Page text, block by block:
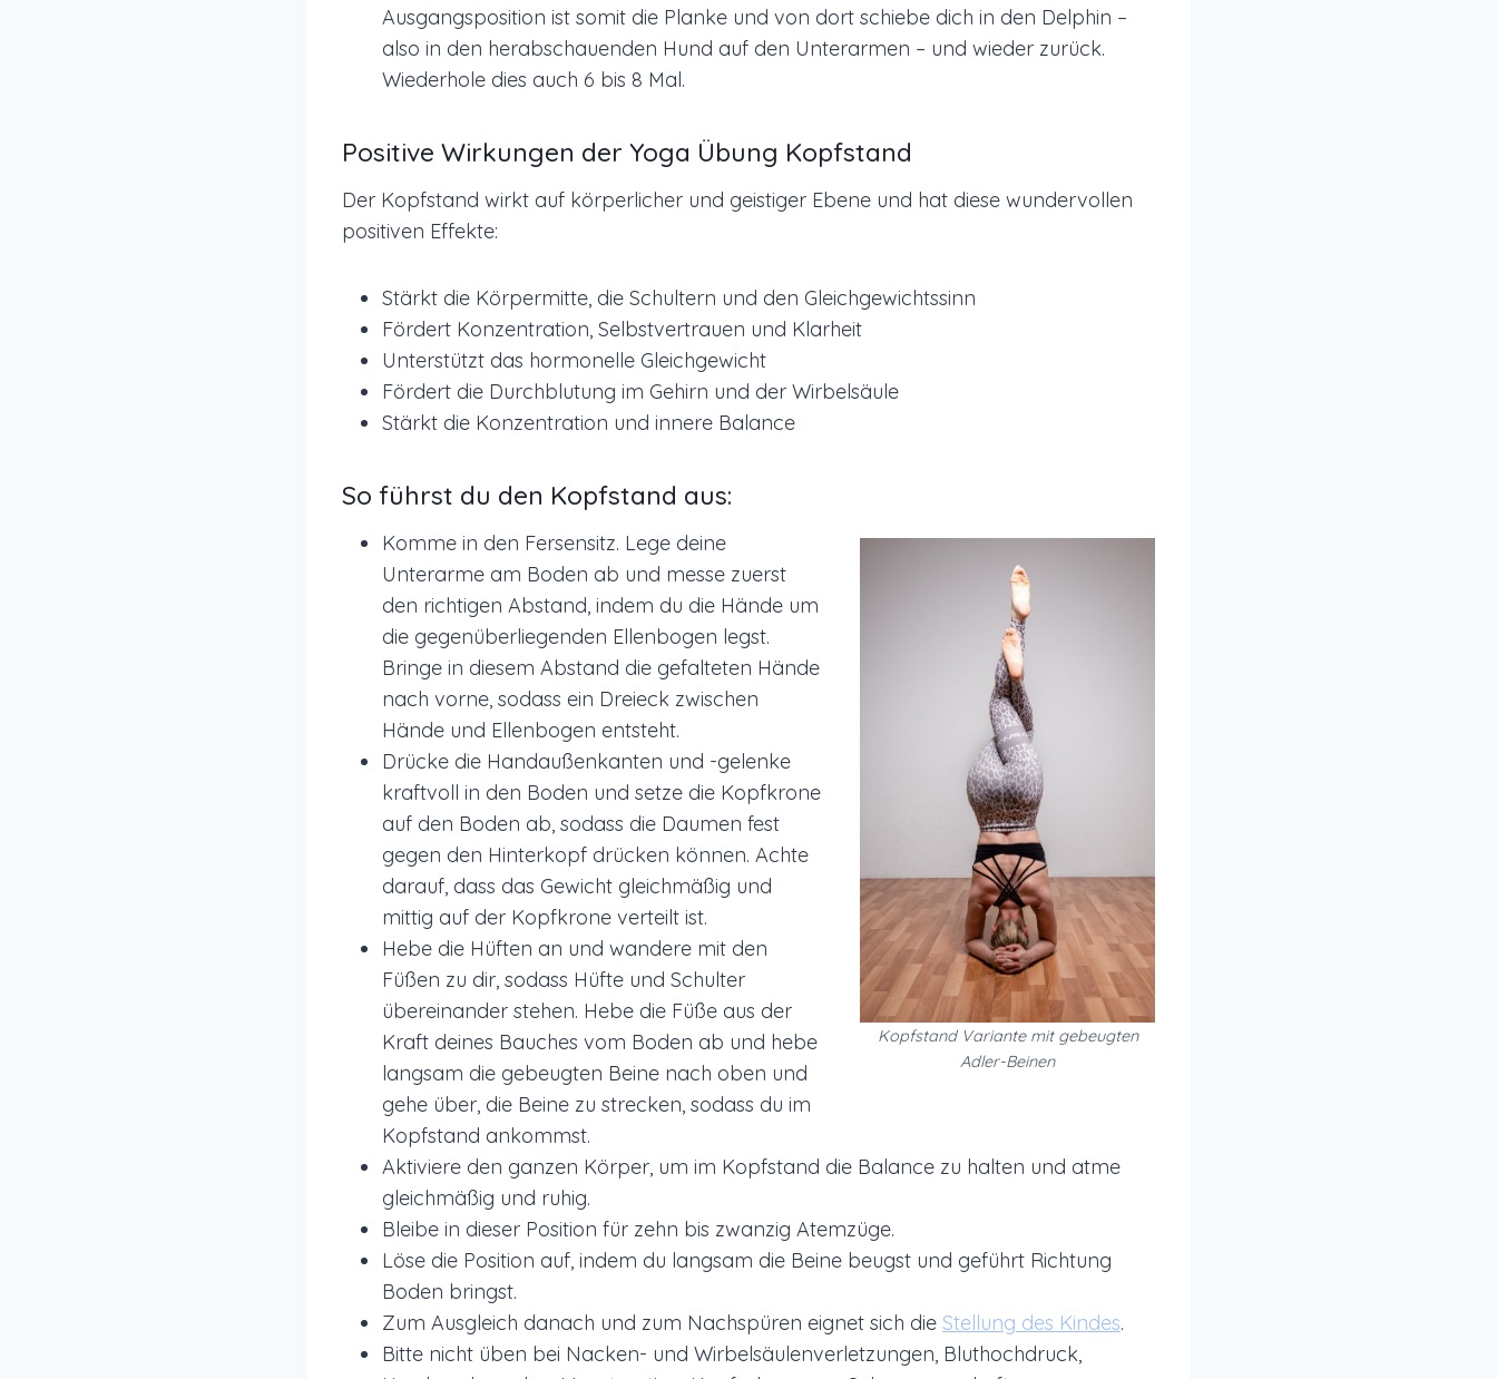
Ausgangsposition ist somit die Planke und von dort schiebe dich in den Delphin –
also in den herabschauenden Hund auf den Unterarmen – und wieder zurück.
Wiederhole dies auch 6 bis 8 Mal.
Positive Wirkungen der Yoga Übung Kopfstand
Der Kopfstand wirkt auf körperlicher und geistiger Ebene und hat diese wundervollen
positiven Effekte:
Stärkt die Körpermitte, die Schultern und den Gleichgewichtssinn
Fördert Konzentration, Selbstvertrauen und Klarheit
Unterstützt das hormonelle Gleichgewicht
Fördert die Durchblutung im Gehirn und der Wirbelsäule
Stärkt die Konzentration und innere Balance
So führst du den Kopfstand aus:
Kopfstand Variante mit gebeugten
Adler-Beinen
Komme in den Fersensitz. Lege deine
Unterarme am Boden ab und messe zuerst
den richtigen Abstand, indem du die Hände um
die gegenüberliegenden Ellenbogen legst.
Bringe in diesem Abstand die gefalteten Hände
nach vorne, sodass ein Dreieck zwischen
Hände und Ellenbogen entsteht.
Drücke die Handaußenkanten und -gelenke
kraftvoll in den Boden und setze die Kopfkrone
auf den Boden ab, sodass die Daumen fest
gegen den Hinterkopf drücken können. Achte
darauf, dass das Gewicht gleichmäßig und
mittig auf der Kopfkrone verteilt ist.
Hebe die Hüften an und wandere mit den
Füßen zu dir, sodass Hüfte und Schulter
übereinander stehen. Hebe die Füße aus der
Kraft deines Bauches vom Boden ab und hebe
langsam die gebeugten Beine nach oben und
gehe über, die Beine zu strecken, sodass du im
Kopfstand ankommst.
Aktiviere den ganzen Körper, um im Kopfstand die Balance zu halten und atme
gleichmäßig und ruhig.
Bleibe in dieser Position für zehn bis zwanzig Atemzüge.
Löse die Position auf, indem du langsam die Beine beugst und geführt Richtung
Boden bringst.
Zum Ausgleich danach und zum Nachspüren eignet sich die Stellung des Kindes.
Bitte nicht üben bei Nacken- und Wirbelsäulenverletzungen, Bluthochdruck,